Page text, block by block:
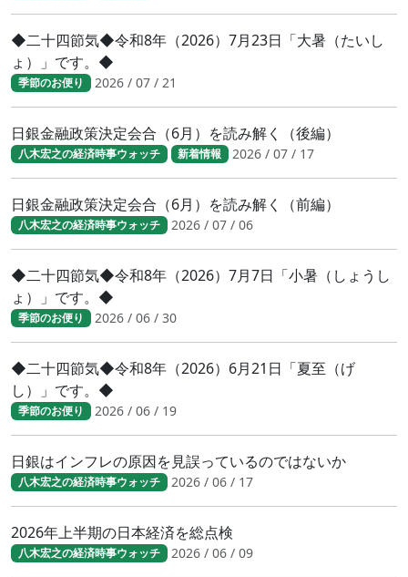
◆二十四節気◆令和8年（2026）7月23日「大暑（たいし
ょ）」です。◆
季節のお便り 2026 / 07 / 21
日銀金融政策決定会合（6月）を読み解く（後編）
八木宏之の経済時事ウォッチ 新着情報 2026 / 07 / 17
日銀金融政策決定会合（6月）を読み解く（前編）
八木宏之の経済時事ウォッチ 2026 / 07 / 06
◆二十四節気◆令和8年（2026）7月7日「小暑（しょうし
ょ）」です。◆
季節のお便り 2026 / 06 / 30
◆二十四節気◆令和8年（2026）6月21日「夏至（げ
し）」です。◆
季節のお便り 2026 / 06 / 19
日銀はインフレの原因を見誤っているのではないか
八木宏之の経済時事ウォッチ 2026 / 06 / 17
2026年上半期の日本経済を総点検
八木宏之の経済時事ウォッチ 2026 / 06 / 09